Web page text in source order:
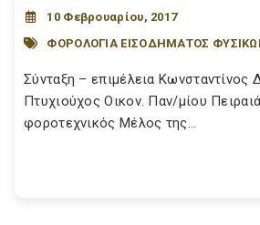
10 Φεβρουαρίου, 2017
ΦΟΡΟΛΟΓΙΑ ΕΙΣΟΔΗΜΑΤΟΣ
Σύνταξη – επιμέλεια Κωνσταντίνος
Πτυχιούχος Οικον. Παν/μίου
φοροτεχνικός Μέλος της...